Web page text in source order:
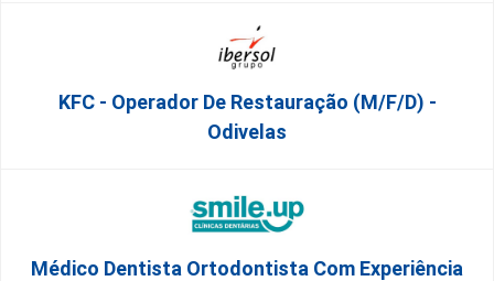
KFC - Operador De Restauração (m/f/d) -
Odivelas
Médico Dentista Ortodontista Com Experiência